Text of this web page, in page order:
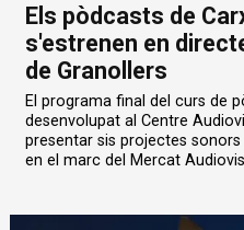
Els pòdcasts de
s'estrenen en
de Granollers
El programa final del curs de
desenvolupat al Centre
presentar sis projectes
en el marc del Mercat